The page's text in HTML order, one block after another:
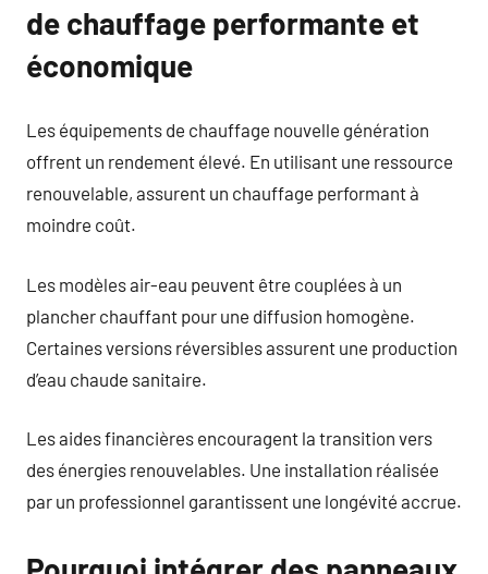
de chauffage performante et
économique
Les équipements de chauffage nouvelle génération
offrent un rendement élevé. En utilisant une ressource
renouvelable, assurent un chauffage performant à
moindre coût.
Les modèles air-eau peuvent être couplées à un
plancher chauffant pour une diffusion homogène.
Certaines versions réversibles assurent une production
d’eau chaude sanitaire.
Les aides financières encouragent la transition vers
des énergies renouvelables. Une installation réalisée
par un professionnel garantissent une longévité accrue.